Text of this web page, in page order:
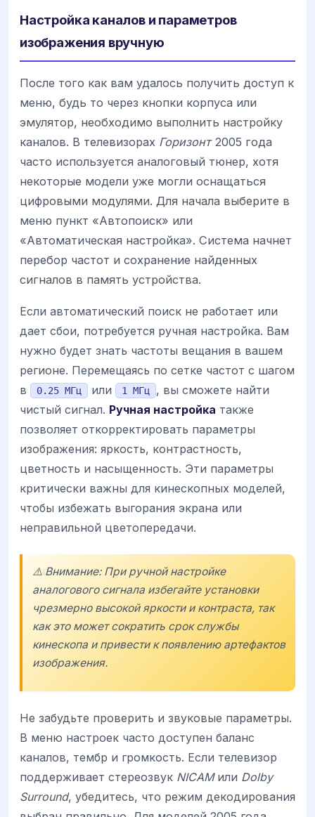
Настройка каналов и параметров
изображения вручную
После того как вам удалось получить доступ к
меню, будь то через кнопки корпуса или
эмулятор, необходимо выполнить настройку
каналов. В телевизорах Горизонт2005 года
часто используется аналоговый тюнер, хотя
некоторые модели уже могли оснащаться
цифровыми модулями. Для начала выберите в
меню пункт «Автопоиск» или
«Автоматическая настройка». Система начнет
перебор частот и сохранение найденных
сигналов в память устройства.
Если автоматический поиск не работает или
дает сбои, потребуется ручная настройка. Вам
нужно будет знать частоты вещания в вашем
регионе. Перемещаясь по сетке частот с шагом
в
0.25 МГц или 1 МГц
, вы сможете найти
чистый сигнал. Ручная настройка также
позволяет откорректировать параметры
изображения: яркость, контрастность,
цветность и насыщенность. Эти параметры
критически важны для кинескопных моделей,
чтобы избежать выгорания экрана или
неправильной цветопередачи.
⚠️ Внимание: При ручной настройке
аналогового сигнала избегайте установки
чрезмерно высокой яркости и контраста, так
как это может сократить срок службы
кинескопа и привести к появлению артефактов
изображения.
Не забудьте проверить и звуковые параметры.
В меню настроек часто доступен баланс
каналов, тембр и громкость. Если телевизор
поддерживает стереозвук NICAMили Dolby
Surround, убедитесь, что режим декодирования